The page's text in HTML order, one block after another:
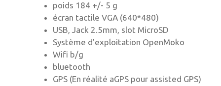
poids 184 +/- 5 g
écran tactile VGA (640*480)
USB, Jack 2.5mm, slot MicroSD
Système d’exploitation OpenMoko
Wifi b/g
bluetooth
GPS (En réalité aGPS pour assisted GPS)